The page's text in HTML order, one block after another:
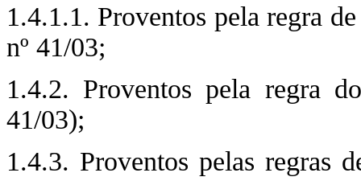
1.4.1.1. Proventos pela regra
nº 41/03;
1.4.2. Proventos pela regra
41/03);
1.4.3. Proventos pelas regras